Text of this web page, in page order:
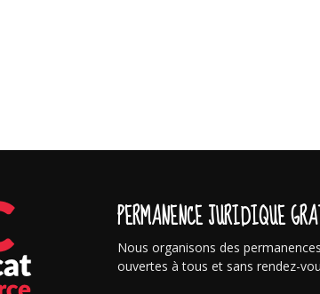
PERMANENCE JURIDIQUE
Nous organisons des
ouvertes à tous et sans rendez-